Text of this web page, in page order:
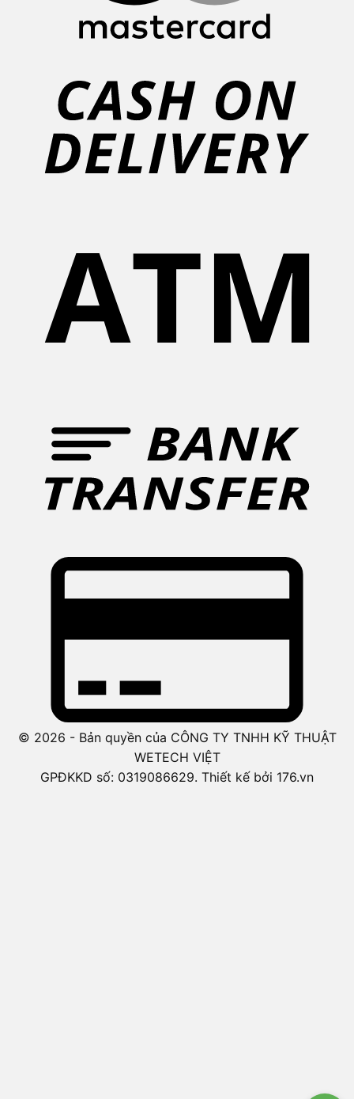
© 2026 - Bản quyền của CÔNG TY TNHH KỸ THUẬT
WETECH VIỆT
GPĐKKD số: 0319086629. Thiết kế bởi 176.vn